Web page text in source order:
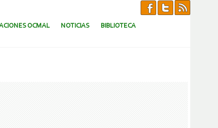
OCMAL NOTICIAS BIBLIOTECA